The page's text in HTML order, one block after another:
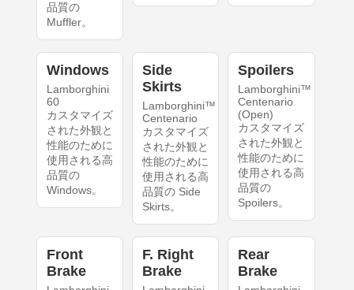
品質の
Muffler。
Windows
Lamborghini
60
カスタマイズ
された外観と
性能のために
使用される高
品質の
Windows。
Side
Skirts
Lamborghini™
Centenario
カスタマイズ
された外観と
性能のために
使用される高
品質の Side
Skirts。
Spoilers
Lamborghini™
Centenario
(Open)
カスタマイズ
された外観と
性能のために
使用される高
品質の
Spoilers。
Front
Brake
F. Right
Brake
Rear
Brake